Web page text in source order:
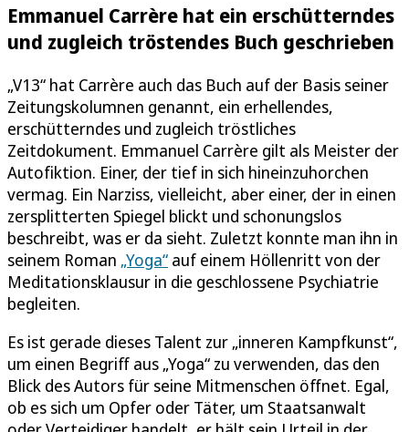
Emmanuel Carrère hat ein erschütterndes
und zugleich tröstendes Buch geschrieben
„V13“ hat Carrère auch das Buch auf der Basis seiner
Zeitungskolumnen genannt, ein erhellendes,
erschütterndes und zugleich tröstliches
Zeitdokument. Emmanuel Carrère gilt als Meister der
Autofiktion. Einer, der tief in sich hineinzuhorchen
vermag. Ein Narziss, vielleicht, aber einer, der in einen
zersplitterten Spiegel blickt und schonungslos
beschreibt, was er da sieht. Zuletzt konnte man ihn in
seinem Roman „Yoga“ auf einem Höllenritt von der
Meditationsklausur in die geschlossene Psychiatrie
begleiten.
Es ist gerade dieses Talent zur „inneren Kampfkunst“,
um einen Begriff aus „Yoga“ zu verwenden, das den
Blick des Autors für seine Mitmenschen öffnet. Egal,
ob es sich um Opfer oder Täter, um Staatsanwalt